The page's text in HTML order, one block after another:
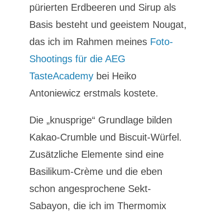
pürierten Erdbeeren und Sirup als
Basis besteht und geeistem Nougat,
das ich im Rahmen meines Foto-
Shootings für die AEG
TasteAcademybei Heiko
Antoniewicz erstmals kostete.
Die „knusprige“ Grundlage bilden
Kakao-Crumble und Biscuit-Würfel.
Zusätzliche Elemente sind eine
Basilikum-Crème und die eben
schon angesprochene Sekt-
Sabayon, die ich im Thermomix